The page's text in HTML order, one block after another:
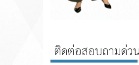
ติดต่อสอบถามด่วน